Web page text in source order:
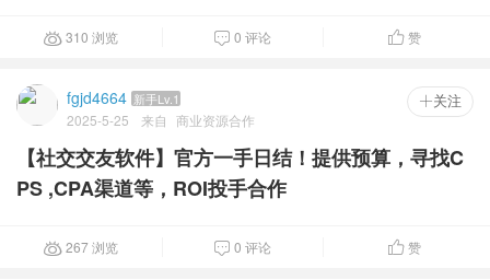
310 浏览  0 评论 赞
fgjd4664 新手Lv.1
2025-5-25 来自 商业资源合作
 关注
【社交交友软件】官方一手日结！提供预算，寻找C
PS ,CPA渠道等，ROI投手合作
267 浏览  0 评论 赞